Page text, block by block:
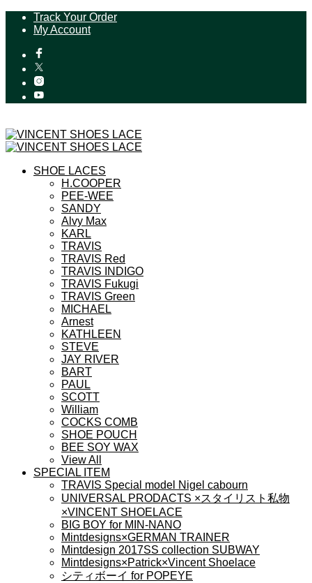
Track Your Order
My Account
SHOE LACES
H.COOPER
PEE-WEE
SANDY
Alvy Max
KARL
TRAVIS
TRAVIS Red
TRAVIS INDIGO
TRAVIS Fukugi
TRAVIS Green
MICHAEL
Arnest
KATHLEEN
STEVE
JAY RIVER
BART
PAUL
SCOTT
William
COCKS COMB
SHOE POUCH
BEE SOY WAX
View All
SPECIAL ITEM
TRAVIS Special model Nigel cabourn
UNIVERSAL PRODACTS ×スタイリスト私物
×VINCENT SHOELACE
BIG BOY for MIN-NANO
Mintdesigns×GERMAN TRAINER
Mintdesign 2017SS collection SUBWAY
Mintdesigns×Patrick×Vincent Shoelace
シティボーイ for POPEYE